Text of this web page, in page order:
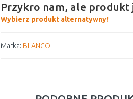
Przykro nam, ale produkt
Wybierz produkt alternatywny!
Marka: BLANCO